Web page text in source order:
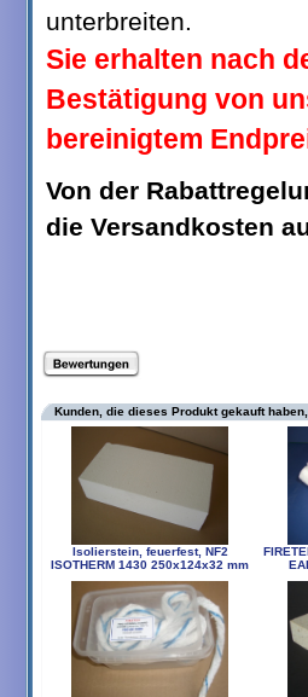
unterbreiten.
Sie erhalten nach
Bestätigung von
bereinigtem
Von der
die Versandkosten
Kunden, die dieses Produkt gekauft
Isolierstein, feuerfest, NF2
ISOTHERM 1430 250x124x32 mm